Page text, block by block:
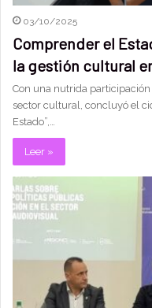
03/10/2025
Comprender el
la gestión cultural
Con una nutrida
sector cultural, concluyó el
Estado”,…
Leer »